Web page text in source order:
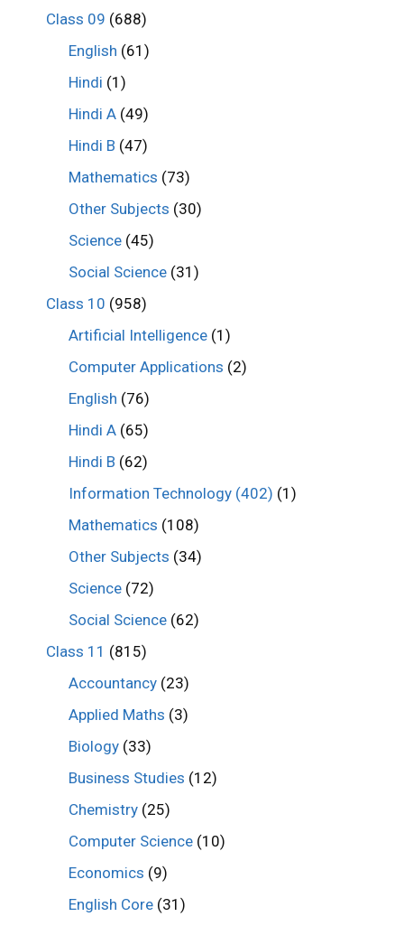
Class 09 (688)
English (61)
Hindi (1)
Hindi A (49)
Hindi B (47)
Mathematics (73)
Other Subjects (30)
Science (45)
Social Science (31)
Class 10 (958)
Artificial Intelligence (1)
Computer Applications (2)
English (76)
Hindi A (65)
Hindi B (62)
Information Technology (402) (1)
Mathematics (108)
Other Subjects (34)
Science (72)
Social Science (62)
Class 11 (815)
Accountancy (23)
Applied Maths (3)
Biology (33)
Business Studies (12)
Chemistry (25)
Computer Science (10)
Economics (9)
English Core (31)